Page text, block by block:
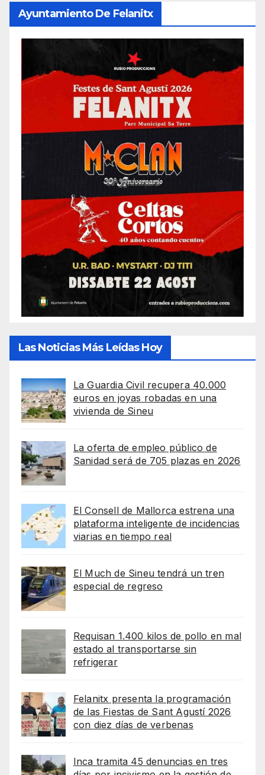
Ayuntamiento De Felanitx
Las Noticias Más Leídas Hoy
La Guardia Civil recupera 40.000
euros en joyas robadas en una
vivienda de Sineu
La oferta de empleo público de
Sanidad será de 705 plazas en 2026
El Consell de Mallorca estrena una
plataforma inteligente de incidencias
viarias en tiempo real
El Much de Sineu tendrá un tren
especial de regreso
Requisan 1.400 kilos de pollo en mal
estado al transportarse sin
refrigerar
Felanitx presenta la programación
de las Fiestas de Sant Agustí 2026
con diez días de verbenas
Inca tramita 45 denuncias en tres